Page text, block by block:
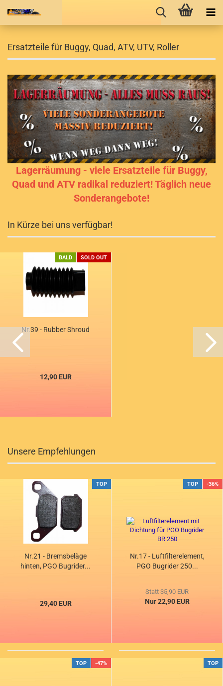
Ersatzteile für Buggy, Quad, ATV, UTV, Roller
Lagerräumung - viele Ersatzteile für Buggy,
Quad und ATV radikal reduziert! Täglich neue
Sonderangebote!
In Kürze bei uns verfügbar!
BALD SOLD OUT
Nr.39 - Rubber Shroud
12,90 EUR
Unsere Empfehlungen
TOP
Nr.21 - Bremsbeläge
hinten, PGO Bugrider...
29,40 EUR
TOP -36%
Nr.17 - Luftfilterelement,
PGO Bugrider 250...
Statt 35,90 EUR
Nur 22,90 EUR
TOP -47% TOP